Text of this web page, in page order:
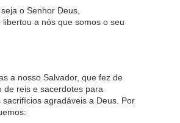
o Senhor Deus,
libertou a nós que somos o seu
a nosso Salvador, que fez de
de reis e sacerdotes para
sacrifícios agradáveis a Deus. Por